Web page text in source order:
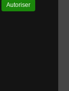
Autoriser